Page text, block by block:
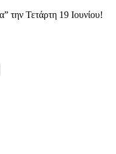
την Τετάρτη 19 Ιουνίου!